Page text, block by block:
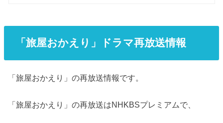
「旅屋おかえり」ドラマ再放送情報
「旅屋おかえり」の再放送情報です。
「旅屋おかえり」の再放送はNHKBSプレミアムで、